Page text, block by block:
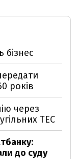
років
через
ТЕС
до суду